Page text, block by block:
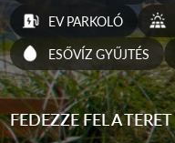
EV PARKOLÓ
ESŐVÍZ GYŰJTÉS
FEDEZZE FEL A TERET